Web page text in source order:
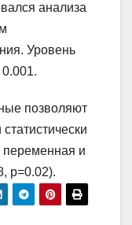
анализа
Уровень
позволяют
и
p=0.02).